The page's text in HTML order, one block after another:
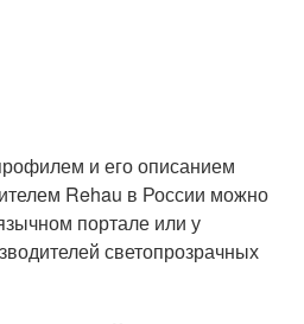
и его описанием
Rehau в России можно
портале или у
светопрозрачных